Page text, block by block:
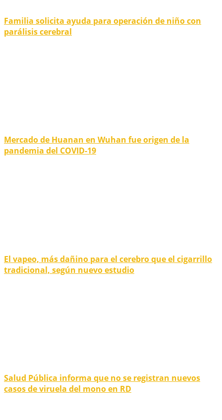
Familia solicita ayuda para operación de niño con
parálisis cerebral
Mercado de Huanan en Wuhan fue origen de la
pandemia del COVID-19
El vapeo, más dañino para el cerebro que el cigarrillo
tradicional, según nuevo estudio
Salud Pública informa que no se registran nuevos
casos de viruela del mono en RD